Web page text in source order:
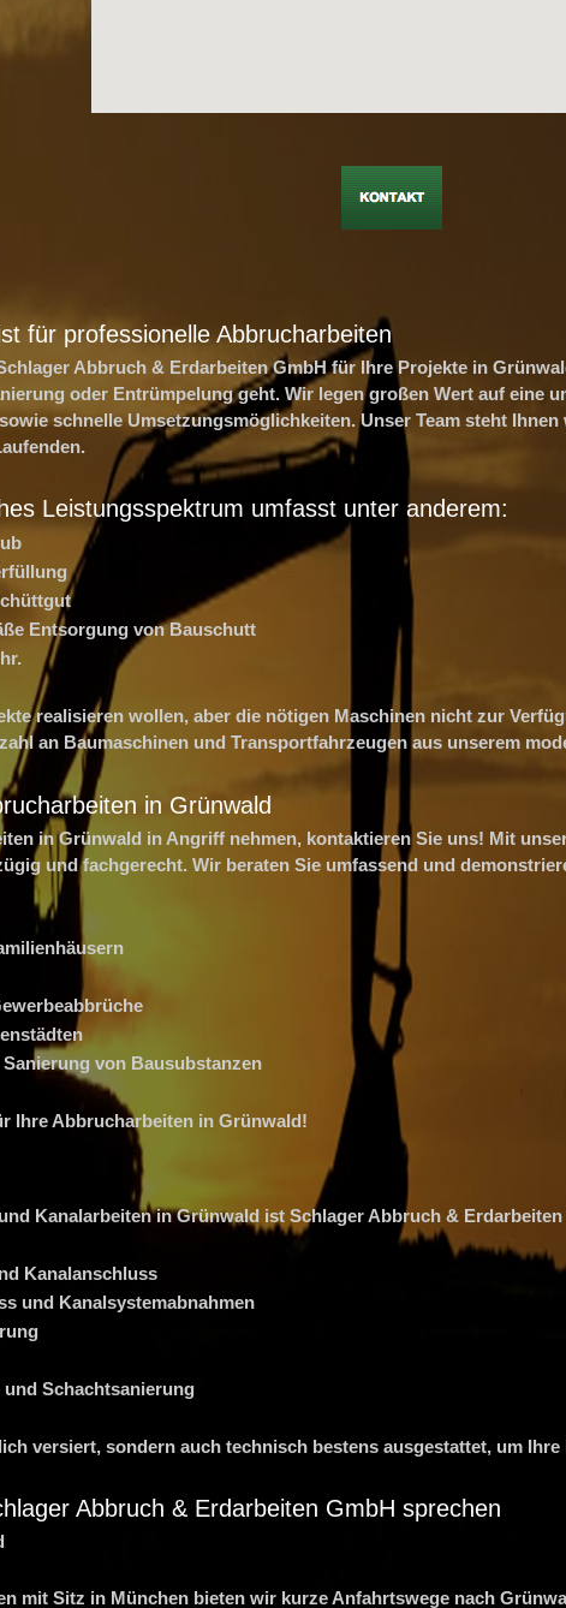
für professionelle Abbrucharbeiten
Abbruch & Erdarbeiten GmbH für Ihre Projekte in
oder Entrümpelung geht. Wir legen großen Wert auf eine
schnelle Umsetzungsmöglichkeiten. Unser Team steht
Leistungsspektrum umfasst unter anderem:
Entsorgung von Bauschutt
realisieren wollen, aber die nötigen Maschinen nicht zur
an Baumaschinen und Transportfahrzeugen aus unserem
in Grünwald
in Grünwald in Angriff nehmen, kontaktieren Sie uns! Mit
und fachgerecht. Wir beraten Sie umfassend und
von Bausubstanzen
Ihre Abbrucharbeiten in Grünwald!
Kanalarbeiten in Grünwald ist Schlager Abbruch &
Kanalanschluss
und Kanalsystemabnahmen
und Schachtsanierung
versiert, sondern auch technisch bestens ausgestattet, um
Abbruch & Erdarbeiten GmbH sprechen
mit Sitz in München bieten wir kurze Anfahrtswege nach